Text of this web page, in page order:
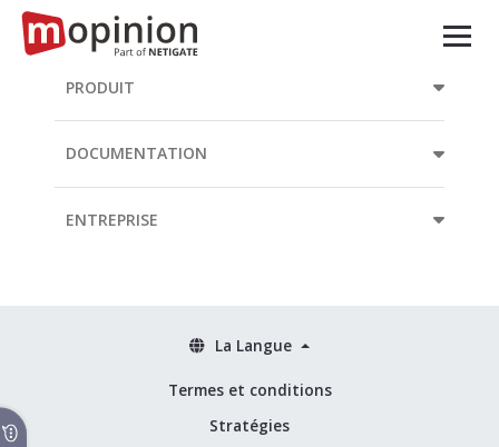
PRODUIT
DOCUMENTATION
ENTREPRISE
Termes et conditions
Stratégies
La Langue